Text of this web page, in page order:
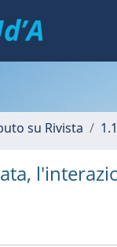
su Rivista